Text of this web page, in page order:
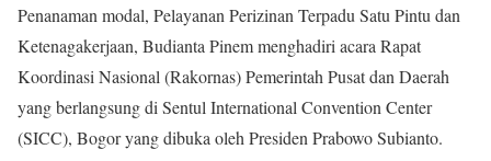
Penanaman modal, Pelayanan Perizinan Terpadu Satu Pintu dan
Ketenagakerjaan, Budianta Pinem menghadiri acara Rapat
Koordinasi Nasional (Rakornas) Pemerintah Pusat dan Daerah
yang berlangsung di Sentul International Convention Center
(SICC), Bogor yang dibuka oleh Presiden Prabowo Subianto.